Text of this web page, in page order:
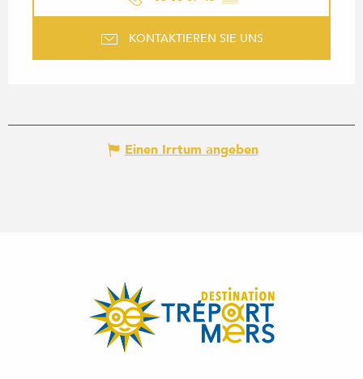
KONTAKTIEREN SIE UNS
Einen Irrtum angeben